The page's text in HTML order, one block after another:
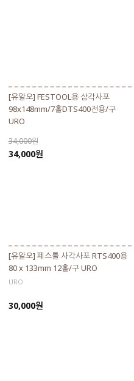
[유알오] FESTOOL용 삼각사포
98x148mm/7홀DTS400전용/구
URO
34,000원
34,000원
[유알오] 페스툴 사각사포 RTS400용
80 x 133mm 12홀/구 URO
URO
30,000원